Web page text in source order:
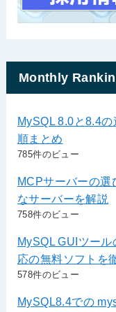
Monthly
MySQL 8.0と8.4
順まとめ
785件のビュー
MCPサーバーの選
なサーバーを解説
758件のビュー
MySQL GUIツー
応の無料ソフトを
578件のビュー
MySQL8.4での